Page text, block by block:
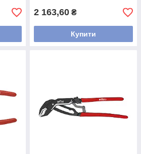
2 163,60 ₴
Купити